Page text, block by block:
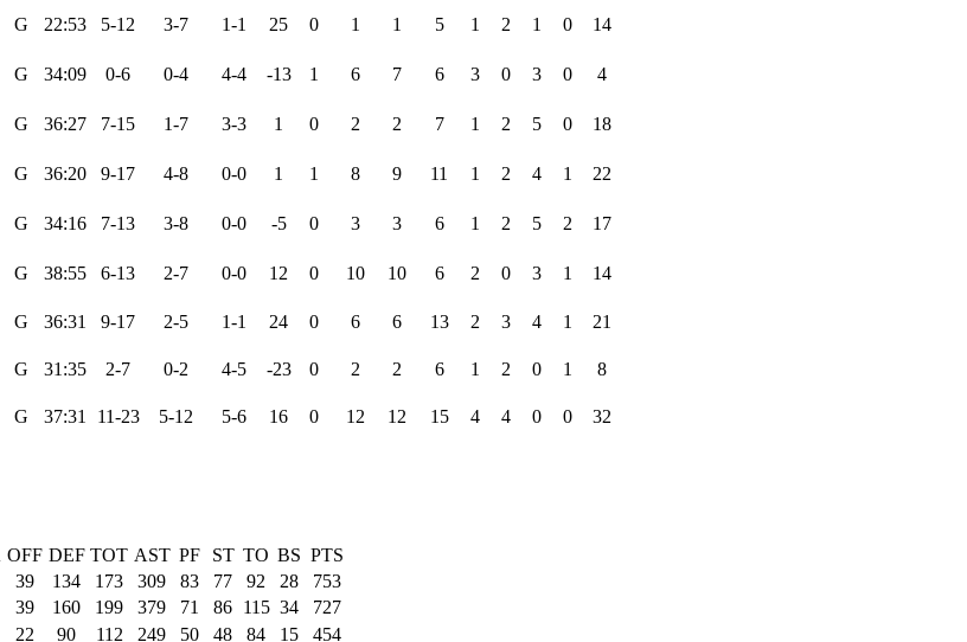
G 22:53 5-12 3-7 1-1 25 0 1 1 5 1 2 1 0 14
G 34:09 0-6 0-4 4-4 -13 1 6 7 6 3 0 3 0 4
G 36:27 7-15 1-7 3-3 1 0 2 2 7 1 2 5 0 18
G 36:20 9-17 4-8 0-0 1 1 8 9 11 1 2 4 1 22
G 34:16 7-13 3-8 0-0 -5 0 3 3 6 1 2 5 2 17
G 38:55 6-13 2-7 0-0 12 0 10 10 6 2 0 3 1 14
G 36:31 9-17 2-5 1-1 24 0 6 6 13 2 3 4 1 21
G 31:35 2-7 0-2 4-5 -23 0 2 2 6 1 2 0 1 8
G 37:31 11-23 5-12 5-6 16 0 12 12 15 4 4 0 0 32
OFF DEF TOT AST PF ST TO BS PTS
39 134 173 309 83 77 92 28
753
39 160 199 379 71 86 115 34
727
22 90 112 249 50 48 84 15 454